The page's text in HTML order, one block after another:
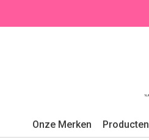
Onze Merken Producten